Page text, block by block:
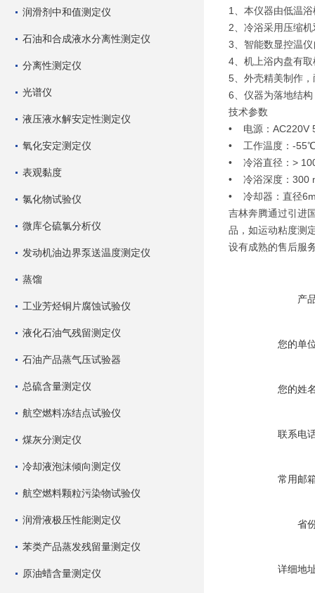
润滑剂中和值测定仪
石油和合成液水分离性测定仪
分离性测定仪
光谱仪
液压液水解安定性测定仪
氧化安定测定仪
表观黏度
氯化物试验仪
微库仑硫氯分析仪
发动机油边界泵送温度测定仪
蒸馏
工业芳烃铜片腐蚀试验仪
液化石油气残留测定仪
石油产品蒸气压试验器
总硫含量测定仪
航空燃料冻结点试验仪
煤灰分测定仪
冷却液泡沫倾向测定仪
航空燃料颗粒污染物试验仪
润滑液极压性能测定仪
苯类产品蒸发残留量测定仪
原油蜡含量测定仪
1、本仪器由低温
2、冷浴采用压缩
3、智能数显控温
4、机上浴内盘有
5、外壳精美制作
6、仪器为落地结
技术参数
• 电源：AC220V
• 工作温度：-
• 冷浴直径：>
• 冷浴深度：300
• 冷却器：直径
吉林奔腾通过引进
品，如运动粘度测
设有成熟的售后服
产
您的单
您的姓
联系电
常用邮
省
详细地